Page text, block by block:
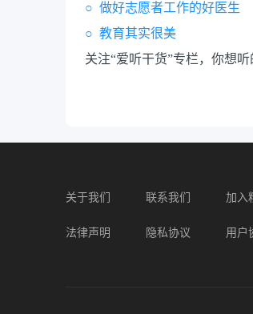
○ 做好志愿者工作的好医生
○ 教育其实很美
关注“爱听干货”专栏，你想
关于我们 联系我们 加入
法律声明 隐私协议 用户